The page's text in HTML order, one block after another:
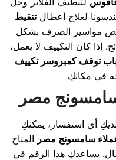
لعلاج أعطالتنقيط
مواسير الصرف بشكل
إذا كان التكييف لا يعمل،
توقف كمبروسر تكييف
مصر
أي استفسار، يمكنكِ
سامسونج مصر المتاح
يساعدكِ هذا الرقم في